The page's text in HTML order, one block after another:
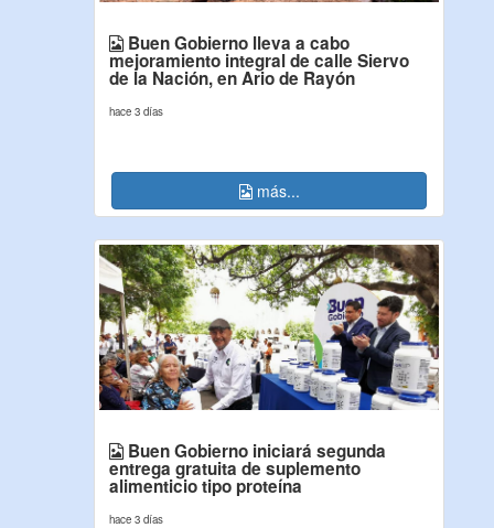
Buen Gobierno lleva a cabo
mejoramiento integral de calle Siervo
de la Nación, en Ario de Rayón
hace 3 días
más...
Buen Gobierno iniciará segunda
entrega gratuita de suplemento
alimenticio tipo proteína
hace 3 días